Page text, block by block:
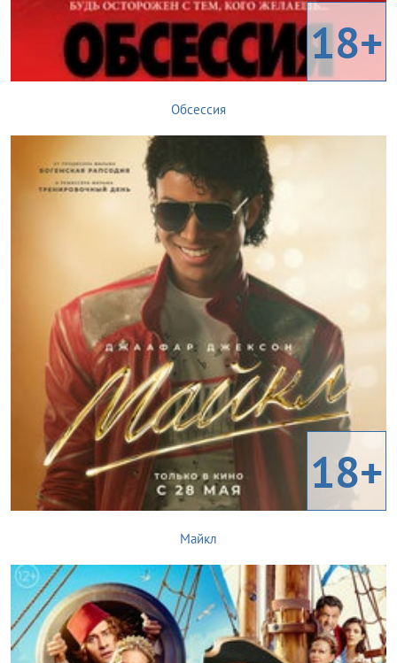
18+
Обсессия
18+
Майкл